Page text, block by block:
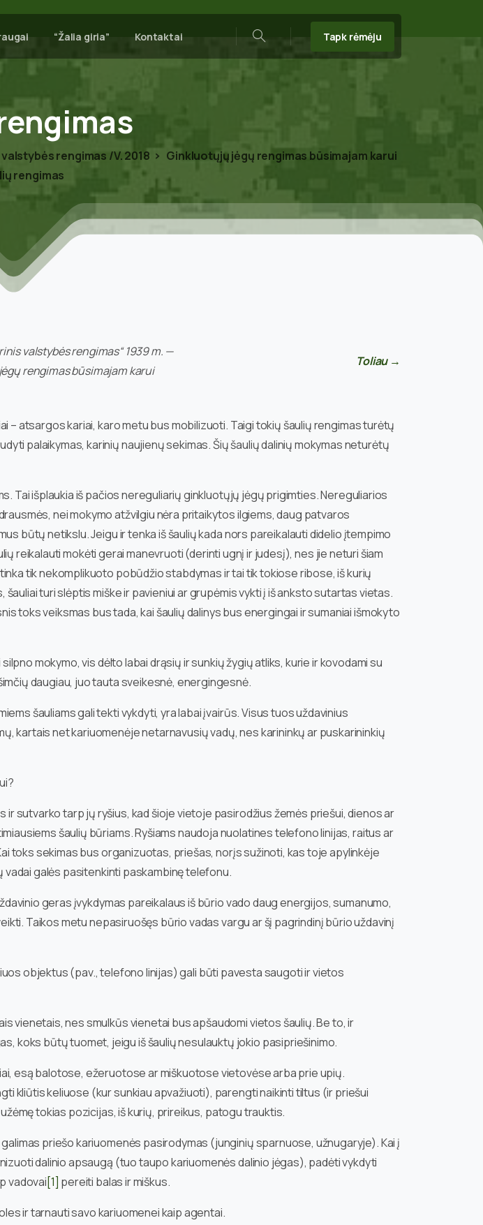
“Žalia giria” Kontaktai
Search
Tapk rėmėju
rengimas /V. 2018
Ginkluotųjų jėgų rengimas būsimajam karui
rengimas
valstybės rengimas“ 1939 m. —
rengimas būsimajam karui
Toliau →
– atsargos kariai, karo metu bus mobilizuoti. Taigi tokių šaulių rengimas turėtų
palaikymas, karinių naujienų sekimas. Šių šaulių dalinių mokymas neturėtų
Tai išplaukia iš pačios nereguliarių ginkluotųjų jėgų prigimties. Nereguliarios
nei mokymo atžvilgiu nėra pritaikytos ilgiems, daug patvaros
būtų netikslu. Jeigu ir tenka iš šaulių kada nors pareikalauti didelio įtempimo
reikalauti mokėti gerai manevruoti (derinti ugnį ir judesį), nes jie neturi šiam
tik nekomplikuoto pobūdžio stabdymas ir tai tik tokiose ribose, iš kurių
turi slėptis miške ir pavieniui ar grupėmis vykti į iš anksto sutartas vietas.
toks veiksmas bus tada, kai šaulių dalinys bus energingai ir sumaniai išmokyto
mokymo, vis dėlto labai drąsių ir sunkių žygių atliks, kurie ir kovodami su
daugiau, juo tauta sveikesnė, energingesnė.
šauliams gali tekti vykdyti, yra labai įvairūs. Visus tuos uždavinius
kartais net kariuomenėje netarnavusių vadų, nes karininkų ar puskarininkių
sutvarko tarp jų ryšius, kad šioje vietoje pasirodžius žemės priešui, dienos ar
šaulių būriams. Ryšiams naudoja nuolatines telefono linijas, raitus ar
toks sekimas bus organizuotas, priešas, norįs sužinoti, kas toje apylinkėje
vadai galės pasitenkinti paskambinę telefonu.
geras įvykdymas pareikalaus iš būrio vado daug energijos, sumanumo,
Taikos metu nepasiruošęs būrio vadas vargu ar šį pagrindinį būrio uždavinį
objektus (pav., telefono linijas) gali būti pavesta saugoti ir vietos
vienetais, nes smulkūs vienetai bus apšaudomi vietos šaulių. Be to, ir
koks būtų tuomet, jeigu iš šaulių nesulauktų jokio pasipriešinimo.
esą balotose, ežeruotose ar miškuotose vietovėse arba prie upių.
kliūtis keliuose (kur sunkiau apvažiuoti), parengti naikinti tiltus (ir priešui
tokias pozicijas, iš kurių, prireikus, patogu trauktis.
priešo kariuomenės pasirodymas (junginių sparnuose, užnugaryje). Kai į
dalinio apsaugą (tuo taupo kariuomenės dalinio jėgas), padėti vykdyti
vadovai[1] pereiti balas ir miškus.
ir tarnauti savo kariuomenei kaip agentai.